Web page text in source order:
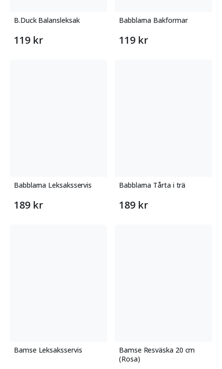
B.Duck Balansleksak
119 kr
Babblarna Bakformar
119 kr
Babblarna Leksaksservis
189 kr
Babblarna Tårta i trä
189 kr
Bamse Leksaksservis
Bamse Resväska 20 cm
(Rosa)